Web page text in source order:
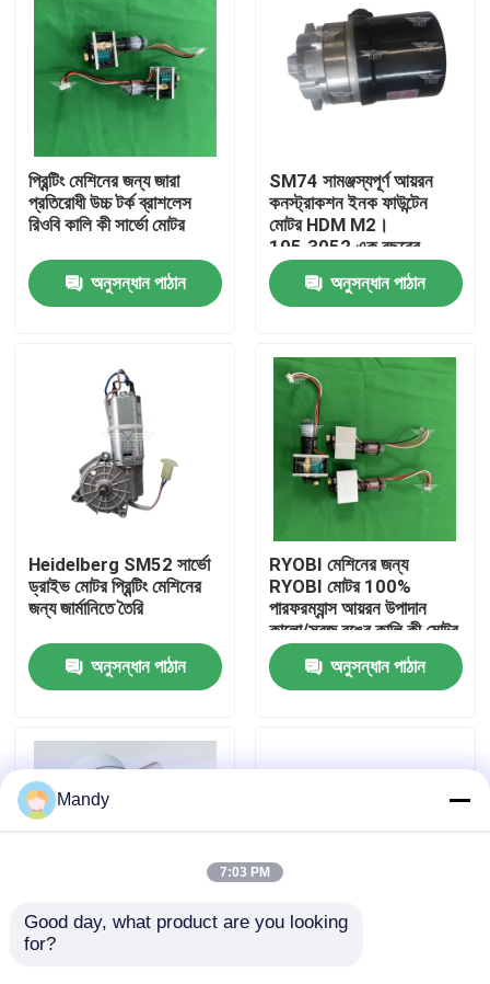
আমাদের সম্পর্কে
কারখানা পরিদর্শন
গুণমান নিয়ন্ত্রণ
আমাদের সাথে যোগাযোগ করুন
খবর
মামলা
প্রিন্টিং মেশিনের জন্য জারা
প্রতিরোধী উচ্চ টর্ক ব্রাশলেস
রিওবি কালি কী সার্ভো মোটর
অনুসন্ধান পাঠান
SM74 সামঞ্জস্যপূর্ণ আয়রন
কনস্ট্রাকশন ইনক ফাউন্টেন
মোটর HDM M2।
105.3052 এক বছরের
গ্যারান্টি সহ
অনুসন্ধান পাঠান
Heidelberg SM52 সার্ভো
ড্রাইভ মোটর প্রিন্টিং মেশিনের
জন্য জার্মানিতে তৈরি
অনুসন্ধান পাঠান
RYOBI মেশিনের জন্য
RYOBI মোটর 100%
পারফরম্যান্স আয়রন উপাদান
কালো/সবুজ রঙের কালি কী মোটর
অনুসন্ধান পাঠান
ধূসর লোহার বায়ু ফ্যান এল২।
Mandy
7:03 PM
Good day, what product are you looking
for?